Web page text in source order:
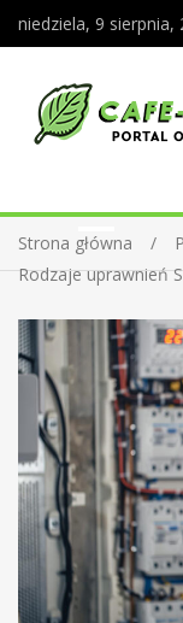
niedziela, 9 sierpnia,
Strona główna
Rodzaje uprawnień